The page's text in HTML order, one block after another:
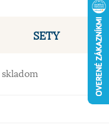
SETY